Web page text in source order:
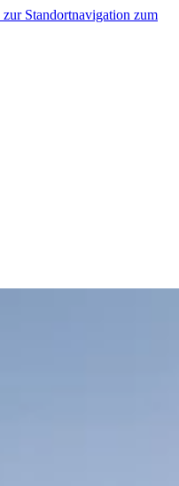
zur Standortnavigation zum